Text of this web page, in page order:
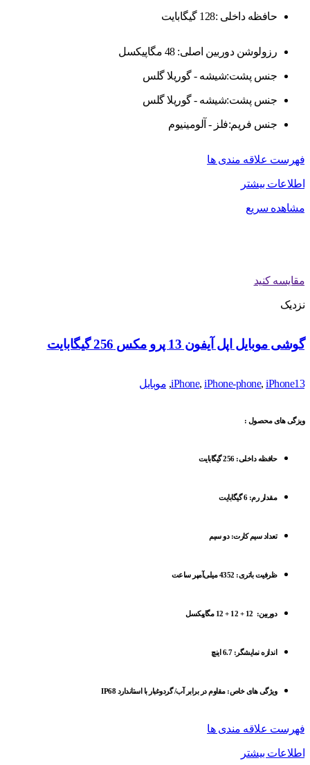
حافظه داخلی :128 گیگابایت
رزولوشن دوربین اصلی: 48 مگاپیکسل
جنس پشت:شیشه - گوریلا گلس
جنس پشت:شیشه - گوریلا گلس
جنس فریم:فلز - آلومینیوم
فهرست علاقه مندی ها
اطلاعات بیشتر
مشاهده سریع
مقایسه کنید
نزدیک
گوشی موبایل اپل آیفون 13 پرو مکس 256 گیگابایت
iPhone, iPhone-phone, iPhone13
, موبایل
ویزگی های محصول :
حافظه داخلی: 256 گیگابایت
مقدار رم: 6 گیگابایت
تعداد سیم کارت: دو سیم
ظرفیت باتری: 4352 میلی‌آمپر ساعت
دوربین: 12 + 12 + 12 مگاپیکسل
اندازه نمایشگر: 6.7 اینچ
ویژگی های خاص: مقاوم در برابر آب/ گرد‌و‌غبار با استاندارد IP68
فهرست علاقه مندی ها
اطلاعات بیشتر